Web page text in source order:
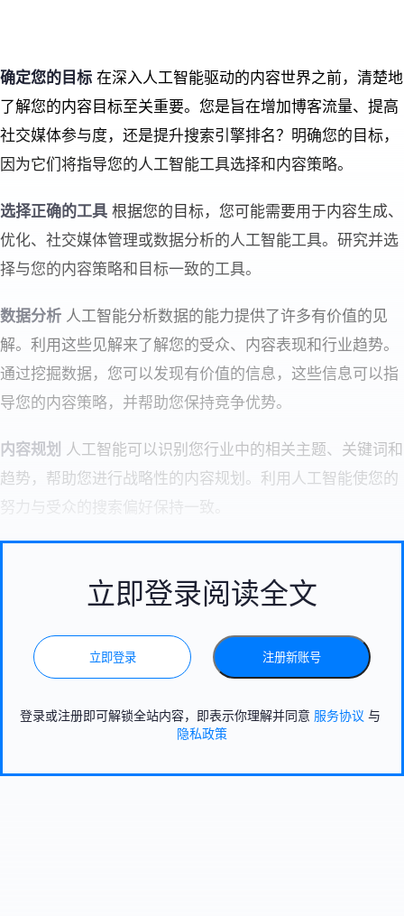
确定您的目标 在深入人工智能驱动的内容世界之前，清楚地
了解您的内容目标至关重要。您是旨在增加博客流量、提高
社交媒体参与度，还是提升搜索引擎排名？明确您的目标，
因为它们将指导您的人工智能工具选择和内容策略。
选择正确的工具 根据您的目标，您可能需要用于内容生成、
优化、社交媒体管理或数据分析的人工智能工具。研究并选
择与您的内容策略和目标一致的工具。
数据分析 人工智能分析数据的能力提供了许多有价值的见
解。利用这些见解来了解您的受众、内容表现和行业趋势。
通过挖掘数据，您可以发现有价值的信息，这些信息可以指
导您的内容策略，并帮助您保持竞争优势。
内容规划
人工智能可以识别您行业中的相关主题、关键词和
趋势，帮助您进行战略性的内容规划。利用人工智能使您的
努力与受众的搜索偏好保持一致。
立即登录阅读全文
立即登录 注册新账号
登录或注册即可解锁全站内容，即表示你理解并同意 服务协议 与
隐私政策